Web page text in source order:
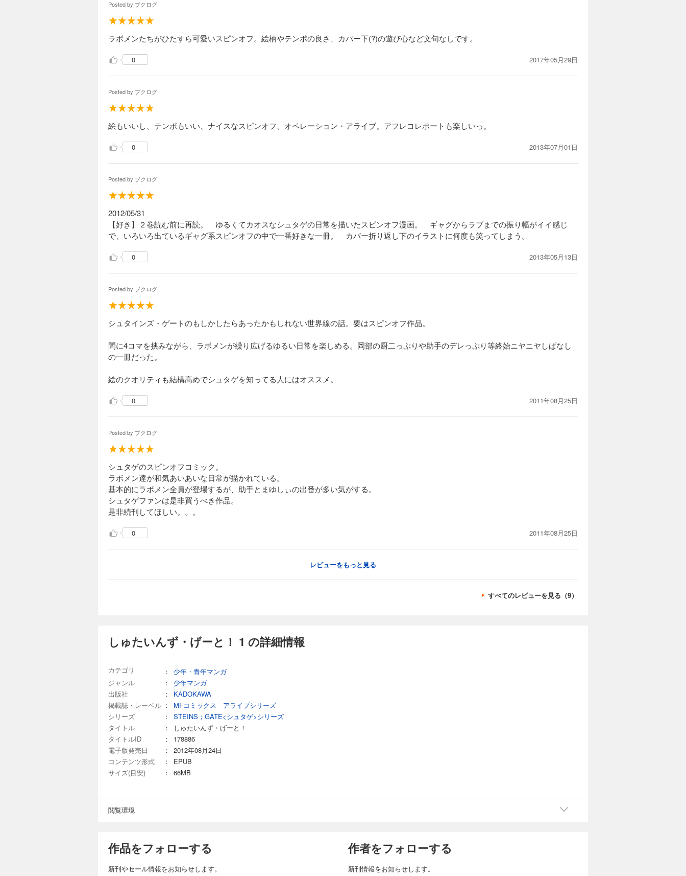
Posted by ブクログ
ラボメンたちがひたすら可愛いスピンオフ。絵柄やテンポの良さ、カバー下(?)の遊び心など文句なしです。
0 2017年05月29日
Posted by ブクログ
絵もいいし、テンポもいい、ナイスなスピンオフ、オペレーション・アライブ。アフレコレポートも楽しいっ。
0 2013年07月01日
Posted by ブクログ
2012/05/31
【好き】２巻読む前に再読。 ゆるくてカオスなシュタゲの日常を描いたスピンオフ漫画。 ギャグからラブまでの振り幅がイイ感じ
で、いろいろ出ているギャグ系スピンオフの中で一番好きな一冊。 カバー折り返し下のイラストに何度も笑ってしまう。
0 2013年05月13日
Posted by ブクログ
シュタインズ・ゲートのもしかしたらあったかもしれない世界線の話。要はスピンオフ作品。
間に4コマを挟みながら、ラボメンが繰り広げるゆるい日常を楽しめる。岡部の厨二っぷりや助手のデレっぷり等終始ニヤニヤしぱなし
の一冊だった。
絵のクオリティも結構高めでシュタゲを知ってる人にはオススメ。
0 2011年08月25日
Posted by ブクログ
シュタゲのスピンオフコミック。
ラボメン達が和気あいあいな日常が描かれている。
基本的にラボメン全員が登場するが、助手とまゆしぃの出番が多い気がする。
シュタゲファンは是非買うべき作品。
是非続刊してほしい。。。
0 2011年08月25日
レビューをもっと見る
すべてのレビューを見る（9）
しゅたいんず・げーと！ 1 の詳細情報
カテゴリ ：
少年・青年マンガ
ジャンル
：
少年マンガ
出版社
：
KADOKAWA
掲載誌・レーベル ：
MFコミックス アライブシリーズ
シリーズ
：
STEINS；GATE<シュタゲ>シリーズ
タイトル
：
しゅたいんず・げーと！
タイトルID
：
178886
電子版発売日
：
2012年08月24日
コンテンツ形式
：
EPUB
サイズ(目安)
： 66MB
閲覧環境
作品をフォローする
新刊やセール情報をお知らせします。
作者をフォローする
新刊情報をお知らせします。